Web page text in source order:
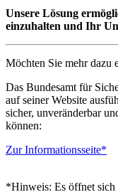
Unsere Lösung
einzuhalten und Ihr
Möchten Sie mehr dazu
Das Bundesamt für
auf seiner Website
sicher, unveränderbar
können:
Zur Informationsseite*
*Hinweis: Es öffnet sich